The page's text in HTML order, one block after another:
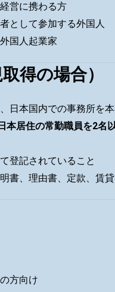
営に携わる方
として参加する外国人
国人起業家
得の場合）
日本国内での事務所を
日本居住の常勤職員を2名
登記されていること
明書、理由書、定款、賃
方向け